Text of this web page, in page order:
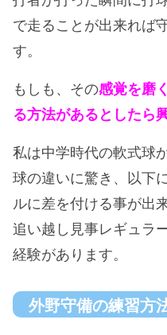
で走ることが出来れば
す。
もしも、その感覚を磨
る方法があるとしたら
私は中学時代の軟式球
球の違いに驚き、以下
ルに差を付ける事が出
追い越し見事レギュラ
経験があります。
外野守備の練習方